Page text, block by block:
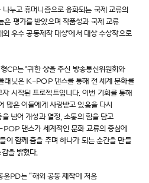
누고 휴머니즘으로 융화되는 국제 교류의
은 평가를 받았으며 작품성과 국제 교류
우수 공동제작 대상'에서 대상 수상작으로
CP는 "귀한 상을 주신 방송통신위원회와
래닛은 K-POP 댄스를 통해 전 세계 문화를
시작된 프로젝트입니다. 이번 기회를 통해
은 이들에게 사랑받고 있음을 다시
넘어 개성과 열정, 소통의 힘을 담고
댄스가 세계적인 문화 교류의 중심에
이 함께 춤을 추며 하나가 되는 순간을 만들
을 밝혔다.
윤PD는 “해외 공동 제작에 처음